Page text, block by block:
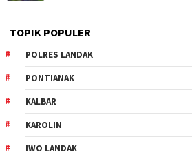
TOPIK POPULER
POLRES LANDAK
PONTIANAK
KALBAR
KAROLIN
IWO LANDAK